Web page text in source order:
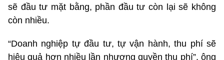
sẽ đầu tư mặt bằng, phần đầu tư còn lại sẽ không
còn nhiều.
“Doanh nghiệp tự đầu tư, tự vận hành, thu phí sẽ
hiệu quả hơn nhiều lần nhượng quyền thu phí”, ông